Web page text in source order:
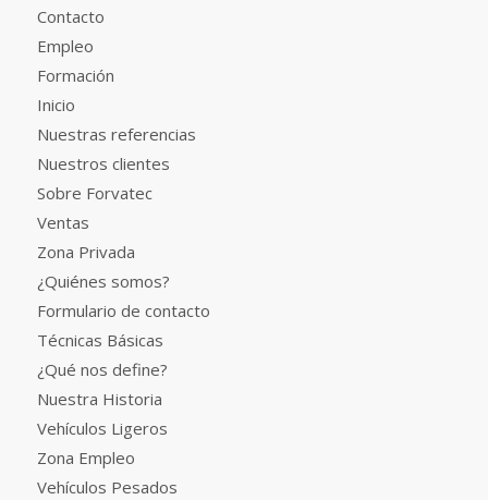
Contacto
Empleo
Formación
Inicio
Nuestras referencias
Nuestros clientes
Sobre Forvatec
Ventas
Zona Privada
¿Quiénes somos?
Formulario de contacto
Técnicas Básicas
¿Qué nos define?
Nuestra Historia
Vehículos Ligeros
Zona Empleo
Vehículos Pesados